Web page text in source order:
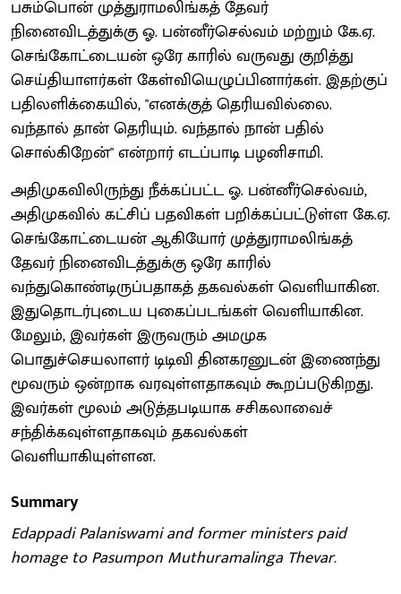
பசும்பொன் முத்துராமலிங்கத் தேவர்
நினைவிடத்துக்கு ஓ. பன்னீர்செல்வம் மற்றும் கே.ஏ.
செங்கோட்டையன் ஒரே காரில் வருவது குறித்து
செய்தியாளர்கள் கேள்வியெழுப்பினார்கள். இதற்குப்
பதிலளிக்கையில், "எனக்குத் தெரியவில்லை.
வந்தால் தான் தெரியும். வந்தால் நான் பதில்
சொல்கிறேன்" என்றார் எடப்பாடி பழனிசாமி.
அதிமுகவிலிருந்து நீக்கப்பட்ட ஓ. பன்னீர்செல்வம்,
அதிமுகவில் கட்சிப் பதவிகள் பறிக்கப்பட்டுள்ள கே.ஏ.
செங்கோட்டையன் ஆகியோர் முத்துராமலிங்கத்
தேவர் நினைவிடத்துக்கு ஒரே காரில்
வந்துகொண்டிருப்பதாகத் தகவல்கள் வெளியாகின.
இதுதொடர்புடைய புகைப்படங்கள் வெளியாகின.
மேலும், இவர்கள் இருவரும் அமமுக
பொதுச்செயலாளர் டிடிவி தினகரனுடன் இணைந்து
மூவரும் ஒன்றாக வரவுள்ளதாகவும் கூறப்படுகிறது.
இவர்கள் மூலம் அடுத்தபடியாக சசிகலாவைச்
சந்திக்கவுள்ளதாகவும் தகவல்கள்
வெளியாகியுள்ளன.
Summary
Edappadi Palaniswami and former ministers paid
homage to Pasumpon Muthuramalinga Thevar.